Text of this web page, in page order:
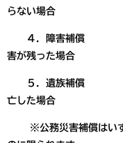
らない場合
４．障害補償 … 消
害が残った場合
５．遺族補償 … 消
亡した場合
※公務災害補償はいず